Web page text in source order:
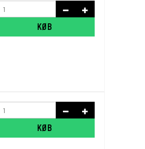
KØB
KØB